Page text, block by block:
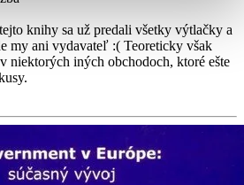
knihy sa už predali všetky výtlačky a
my ani vydavateľ :( Teoreticky však
niektorých iných obchodoch, ktoré ešte